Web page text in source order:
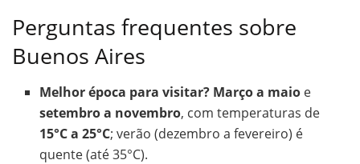
Perguntas frequentes sobre
Buenos Aires
Melhor época para visitar? Março a maio e
setembro a novembro, com temperaturas de
15°C a 25°C; verão (dezembro a fevereiro) é
quente (até 35°C).